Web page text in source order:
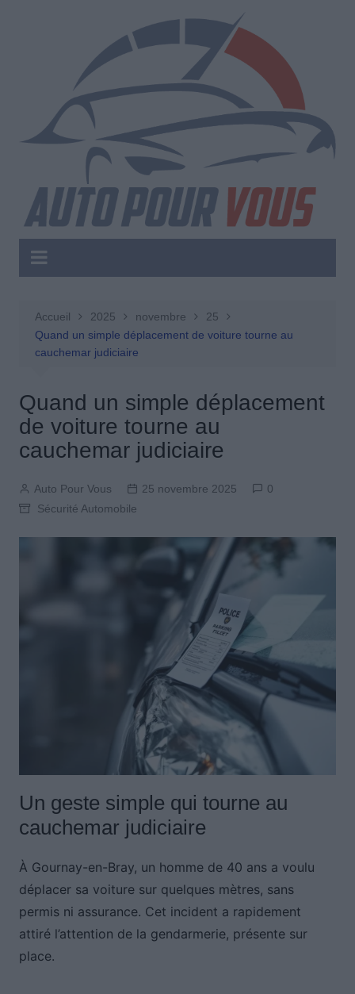
Accueil 2025 novembre
25
Quand un simple déplacement de voiture tourne au
cauchemar judiciaire
Quand un simple déplacement
de voiture tourne au
cauchemar judiciaire
Auto Pour Vous 25 novembre 2025
0
Sécurité Automobile
Un geste simple qui tourne au
cauchemar judiciaire
À Gournay-en-Bray, un homme de 40 ans a voulu
déplacer sa voiture sur quelques mètres, sans
permis ni assurance. Cet incident a rapidement
attiré l’attention de la gendarmerie, présente sur
place.